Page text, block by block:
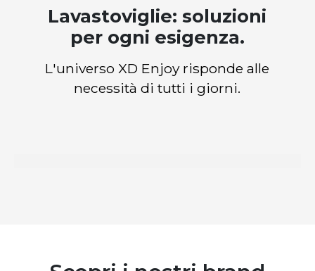
Lavastoviglie: soluzioni
per ogni esigenza.
L'universo XD Enjoy risponde alle
necessità di tutti i giorni.